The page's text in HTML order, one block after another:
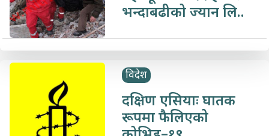
भन्दाबढीको ज्यान लि..
विदेश
दक्षिण एसियाः घातक
रूपमा फैलिएको